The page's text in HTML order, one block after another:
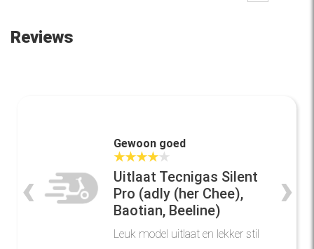
Reviews
Gewoon goed
★★★★★
Uitlaat Tecnigas Silent
Pro (adly (her Chee),
Baotian, Beeline)
Leuk model uitlaat en lekker stil
‹ ›